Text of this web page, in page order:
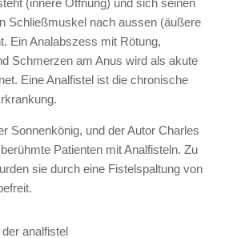
(innere Öffnung) und sich seinen
Schließmuskel nach aussen (äußere
Ein Analabszess mit Rötung,
Schmerzen am Anus wird als akute
Eine Analfistel ist die chronische
Sonnenkönig, und der Autor Charles
Patienten mit Analfisteln. Zu
sie durch eine Fistelspaltung von